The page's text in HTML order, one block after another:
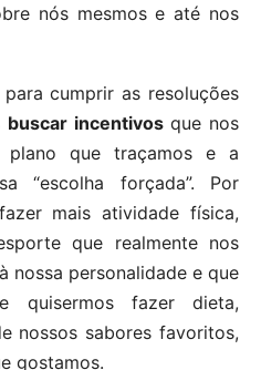
nós mesmos e até nos
cumprir as resoluções
buscar incentivosque nos
que traçamos e a
“escolha forçada”. Por
mais atividade física,
que realmente nos
nossa personalidade e que
quisermos fazer dieta,
nossos sabores favoritos,
gostamos.